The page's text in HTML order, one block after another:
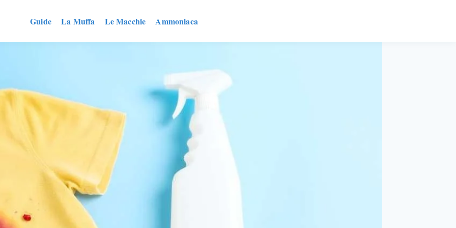
Guide La Muffa Le Macchie Ammoniaca